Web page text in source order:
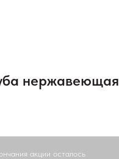
акции осталось